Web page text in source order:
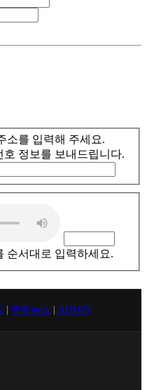
소를 입력해 주세요.
정보를 보내드립니다.
순서대로 입력하세요.
주류뉴스 ADMIN